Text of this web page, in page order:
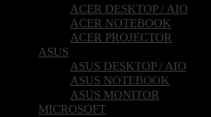
ACER DESKTOP / AIO
ACER NOTEBOOK
ACER PROJECTOR
ASUS
ASUS DESKTOP / AIO
ASUS NOTEBOOK
ASUS MONITOR
MICROSOFT